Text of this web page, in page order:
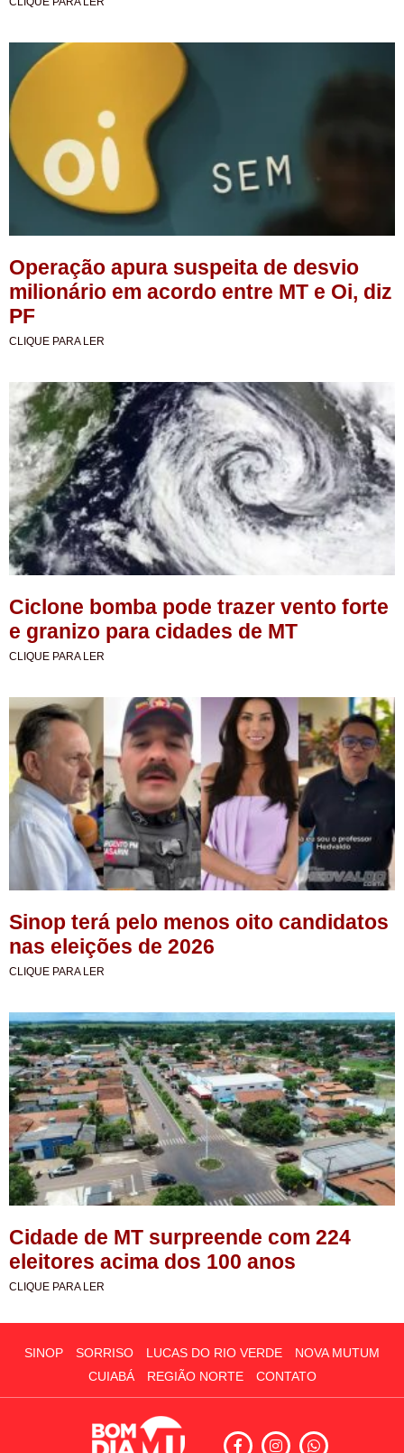
Operação apura suspeita de desvio
milionário em acordo entre MT e Oi, diz
PF
CLIQUE PARA LER
Ciclone bomba pode trazer vento forte
e granizo para cidades de MT
CLIQUE PARA LER
Sinop terá pelo menos oito candidatos
nas eleições de 2026
CLIQUE PARA LER
Cidade de MT surpreende com 224
eleitores acima dos 100 anos
CLIQUE PARA LER
SINOP SORRISO LUCAS DO RIO VERDE
NOVA MUTUM
CUIABÁ
REGIÃO NORTE CONTATO